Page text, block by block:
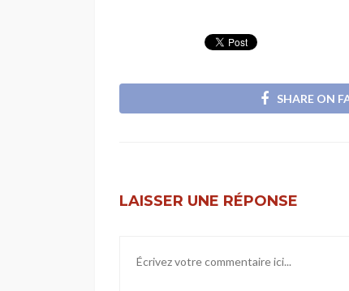
SHARE ON
LAISSER UNE RÉPONSE